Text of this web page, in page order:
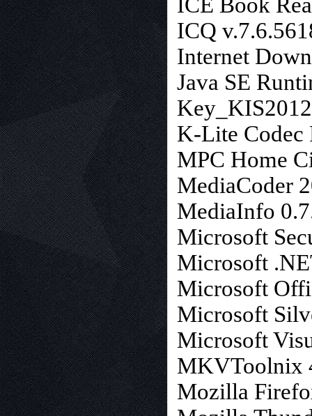
ICE Book
ICQ
Internet
Java SE
K-Lite Codec
MPC Home
MediaCoder
MediaInfo
Microsoft
Microsoft
Microsoft
Microsoft
Microsoft
MKVToolnix
Mozilla